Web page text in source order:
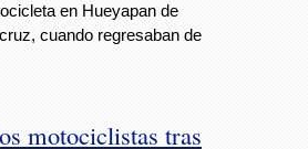
en Hueyapan de
cuando regresaban de
motociclistas tras